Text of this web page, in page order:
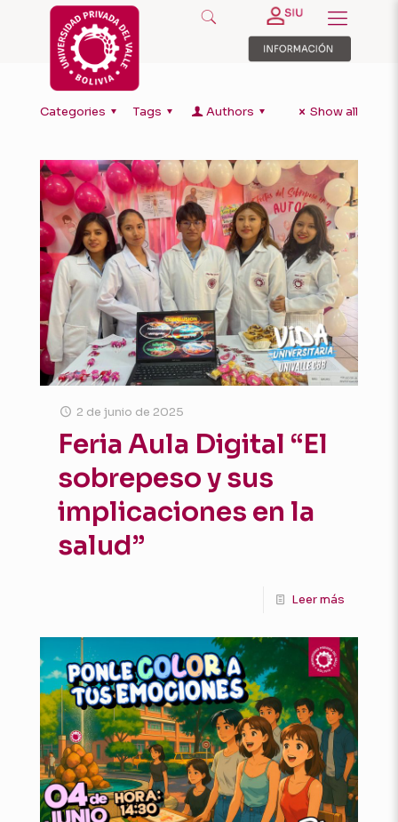
Categories Tags Authors Show all
2 de junio de 2025
Feria Aula Digital “El
sobrepeso y sus
implicaciones en la
salud”
Leer más